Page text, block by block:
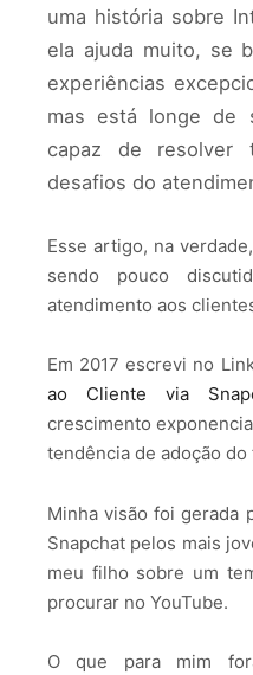
uma história sobre
ela ajuda muito, se
experiências
mas está longe de
capaz de resolver
desafios do
Esse artigo, na
sendo pouco
atendimento aos
Em 2017 escrevi no
ao Cliente via
crescimento
tendência de adoção do
Minha visão foi gerada
Snapchat pelos mais
meu filho sobre um
procurar no YouTube.
O que para mim